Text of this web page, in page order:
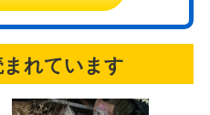
れています